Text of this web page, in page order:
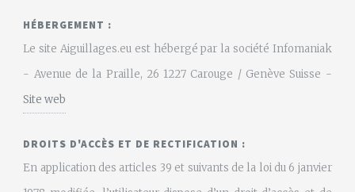
HÉBERGEMENT :
Le site Aiguillages.eu est hébergé par la société Infomaniak
- Avenue de la Praille, 26 1227 Carouge / Genève Suisse -
Site web
DROITS D'ACCÈS ET DE RECTIFICATION :
En application des articles 39 et suivants de la loi du 6 janvier